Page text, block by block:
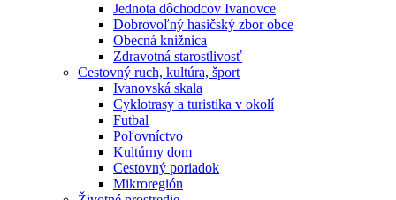
Jednota dôchodcov Ivanovce
Dobrovoľný hasičský zbor obce
Obecná knižnica
Zdravotná starostlivosť
Cestovný ruch, kultúra, šport
Ivanovská skala
Cyklotrasy a turistika v okolí
Futbal
Poľovníctvo
Kultúrny dom
Cestovný poriadok
Mikroregión